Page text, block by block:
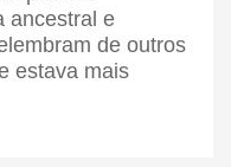
ancestral e
de outros
estava mais